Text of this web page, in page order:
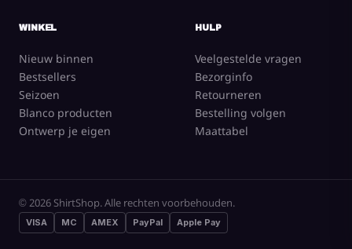
WINKEL
Nieuw binnen
Bestsellers
Seizoen
Blanco producten
Ontwerp je eigen
HULP
Veelgestelde vragen
Bezorginfo
Retourneren
Bestelling volgen
Maattabel
© 2026 ShirtShop. Alle rechten voorbehouden.
VISA MC AMEX PayPal Apple Pay